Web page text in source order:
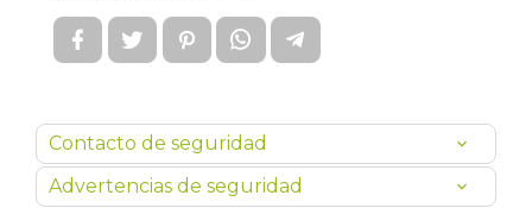
Contacto de seguridad
Advertencias de seguridad